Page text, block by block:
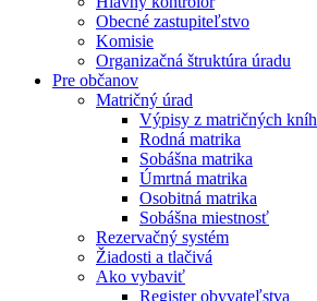
Obecné zastupiteľstvo
Komisie
Organizačná štruktúra úradu
Pre občanov
Matričný úrad
Výpisy z matričných kníh
Rodná matrika
Sobášna matrika
Úmrtná matrika
Osobitná matrika
Sobášna miestnosť
Rezervačný systém
Žiadosti a tlačivá
Ako vybaviť
Register obyvateľstva